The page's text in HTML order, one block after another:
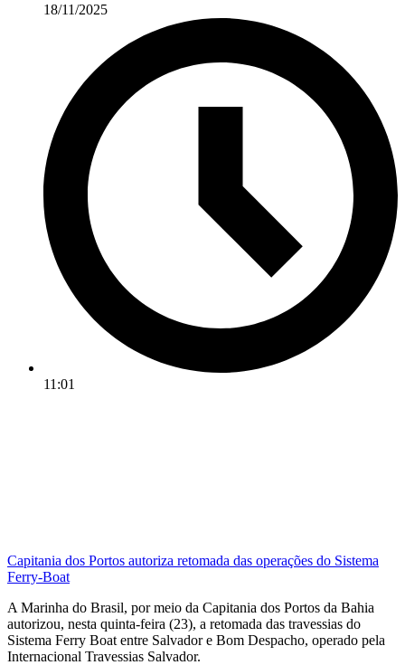
18/11/2025
11:01
Capitania dos Portos autoriza retomada das operações do Sistema
Ferry-Boat
A Marinha do Brasil, por meio da Capitania dos Portos da Bahia
autorizou, nesta quinta-feira (23), a retomada das travessias do
Sistema Ferry Boat entre Salvador e Bom Despacho, operado pela
Internacional Travessias Salvador.